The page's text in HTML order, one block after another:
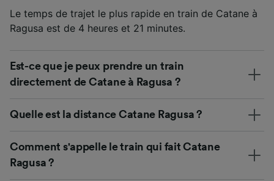
Le temps de trajet le plus rapide en train de Catane à
Ragusa est de 4 heures et 21 minutes.
Est-ce que je peux prendre un train
directement de Catane à Ragusa ?
Quelle est la distance Catane Ragusa ?
Comment s'appelle le train qui fait Catane
Ragusa ?